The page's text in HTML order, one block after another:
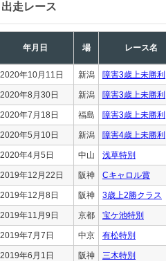
出走レース
年月日 場 レース名
2020年10月11日 新潟 障害3歳上未勝利
2020年8月30日 新潟 障害3歳上未勝利
2020年7月18日 福島 障害3歳上未勝利
2020年5月10日 新潟 障害4歳上未勝利
2020年4月5日 中山 浅草特別
2019年12月22日 阪神 Cキャロル賞
2019年12月8日 阪神 3歳上2勝クラス
2019年11月9日 京都 宝ケ池特別
2019年7月7日 中京 有松特別
2019年6月1日 阪神 三木特別